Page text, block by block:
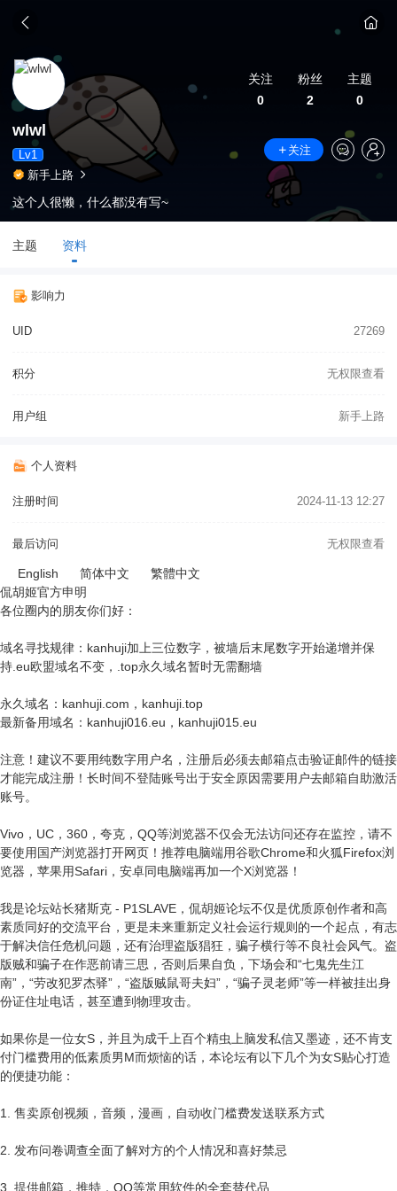
关注
0
粉丝
2
主题
0
wlwl
Lv1
关注
新手上路
这个人很懒，什么都没有写~
主题 资料
影响力
UID 27269
积分 无权限查看
用户组 新手上路
个人资料
注册时间 2024-11-13 12:27
最后访问 无权限查看
English 简体中文
繁體中文
侃胡姬官方申明
各位圈内的朋友你们好：
域名寻找规律：kanhuji加上三位数字，被墙后末尾数字开始递增并保
持.eu欧盟域名不变，.top永久域名暂时无需翻墙
永久域名：kanhuji.com，kanhuji.top
最新备用域名：kanhuji016.eu，kanhuji015.eu
注意！建议不要用纯数字用户名，注册后必须去邮箱点击验证邮件的链接
才能完成注册！长时间不登陆账号出于安全原因需要用户去邮箱自助激活
账号。
Vivo，UC，360，夸克，QQ等浏览器不仅会无法访问还存在监控，请不
要使用国产浏览器打开网页！推荐电脑端用谷歌Chrome和火狐Firefox浏
览器，苹果用Safari，安卓同电脑端再加一个X浏览器！
我是论坛站长猪斯克 - P1SLAVE，侃胡姬论坛不仅是优质原创作者和高
素质同好的交流平台，更是未来重新定义社会运行规则的一个起点，有志
于解决信任危机问题，还有治理盗版猖狂，骗子横行等不良社会风气。盗
版贼和骗子在作恶前请三思，否则后果自负，下场会和“七鬼先生江
南”，“劳改犯罗杰驿”，“盗版贼鼠哥夫妇”，“骗子灵老师”等一样被挂出身
份证住址电话，甚至遭到物理攻击。
如果你是一位女S，并且为成千上百个精虫上脑发私信又墨迹，还不肯支
付门槛费用的低素质男M而烦恼的话，本论坛有以下几个为女S贴心打造
的便捷功能：
1. 售卖原创视频，音频，漫画，自动收门槛费发送联系方式
2. 发布问卷调查全面了解对方的个人情况和喜好禁忌
3. 提供邮箱，推特，QQ等常用软件的全套替代品